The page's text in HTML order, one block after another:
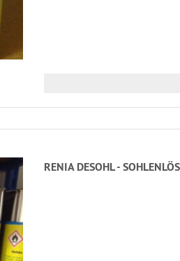
RENIA DESOHL -